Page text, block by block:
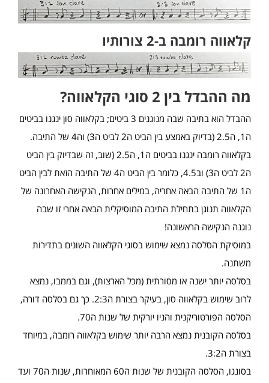
קלאווה רומבה ב-2 צורותיו
מה ההבדל בין 2 סוגי הקלאווה?
ההבדל הוא בתיבה שבה מנוגנים 3 ביטים; בקלאווה סון ינגנו בביטים
ה1, ה2.5 (בדיוק באמצע בין הביט ה2 לביט ה3) וה4 של התיבה.
בקלאווה רומבה ינגנו בביטים ה1, ה2.5 (שוב, זה שבדיוק בין הביט
ה2 לביט ה3) וב4.5, כלומר בין הביט ה4 של התיבה הזאת לבין הביט
ה1 של התיבה הבאה אחריה, במילים אחרות, הנקישה האחרונה של
הקלאווה תנוגן בתחילת התיבה המוסיקלית הבאה אחרי זו שבה
נוגנה הנקישה הראשונה!
במוסיקת הסלסה נמצא שימוש בסוגי הקלאווה השונים בתדירות
משתנה.
בסלסה יותר ישנה או מסורתית (מכל הארצות), וגם בממבו, נמצא
לרוב שימוש בקלאווה סון, בעיקר בצורת ה2:3. כך גם בסלסה דורה,
הסלסה הפורטוריקנית והניו יורקית של שנות ה70.
בסלסה הקובנית נמצא הרבה יותר שימוש בקלאווה רומבה, במיוחד
בצורת ה3:2.
בסונגו, הסלסה הקובנית של שנות ה60 המאוחרות, שנות ה70 ועד